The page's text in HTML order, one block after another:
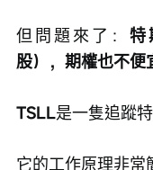
但問題來了： 特
股），期權也不便
TSLL是一隻追蹤
它的工作原理非常